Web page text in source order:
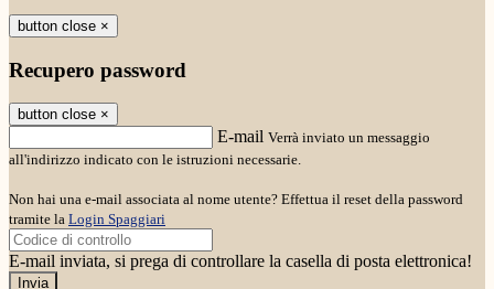
button close ×
Recupero password
button close ×
E-mail Verrà inviato un messaggio
all'indirizzo indicato con le istruzioni necessarie.
Non hai una e-mail associata al nome utente? Effettua il reset della password
tramite la Login Spaggiari
E-mail inviata, si prega di controllare la casella di posta elettronica!